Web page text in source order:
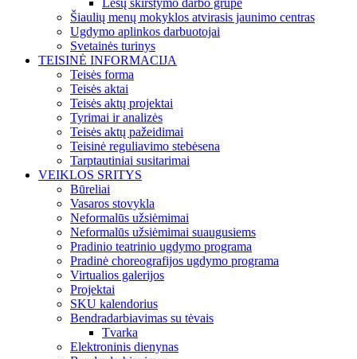
Lėšų skirstymo darbo grupė
Šiaulių menų mokyklos atvirasis jaunimo centras
Ugdymo aplinkos darbuotojai
Svetainės turinys
TEISINĖ INFORMACIJA
Teisės forma
Teisės aktai
Teisės aktų projektai
Tyrimai ir analizės
Teisės aktų pažeidimai
Teisinė reguliavimo stebėsena
Tarptautiniai susitarimai
VEIKLOS SRITYS
Būreliai
Vasaros stovykla
Neformalūs užsiėmimai
Neformalūs užsiėmimai suaugusiems
Pradinio teatrinio ugdymo programa
Pradinė choreografijos ugdymo programa
Virtualios galerijos
Projektai
SKU kalendorius
Bendradarbiavimas su tėvais
Tvarka
Elektroninis dienynas